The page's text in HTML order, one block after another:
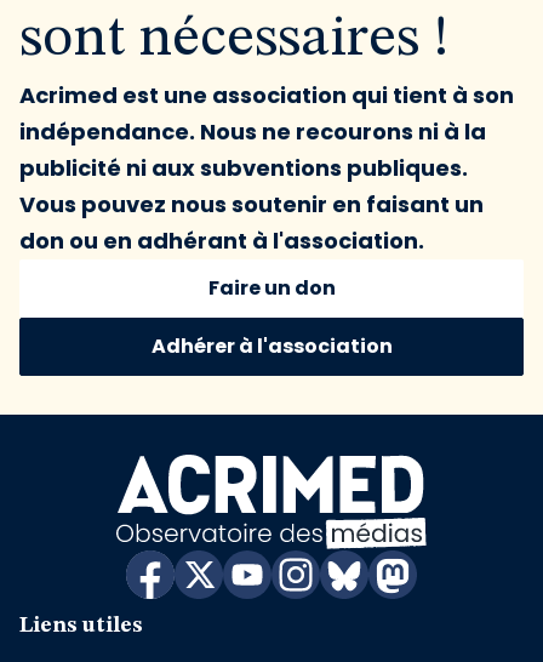
sont nécessaires !
Acrimed est une association qui tient à son
indépendance. Nous ne recourons ni à la
publicité ni aux subventions publiques.
Vous pouvez nous soutenir en faisant un
don ou en adhérant à l'association.
Faire un don
Adhérer à l'association
Liens utiles